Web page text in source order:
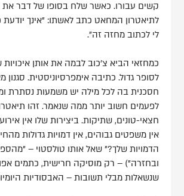
קשים עבורו. כאשר שלח בסופו של דבר את
לתיאטרון המחאט כתב לאשתו: "אינך
לי לכתוב מחזה זה".
כמחזאי הביא צ'כוב לבמה את אותן איכויות
לסופר גדול. כתיבה אימפרסיוניסטית.
חסכנית בה לכל מילה יש משמעות נסתרת
לפעמים חשוב יותר ממה שנאמר. זהו
חצאי-טונים, שתיקות. ביצירות שלו אין
אין משפטים גבוהים, אין דמויות גדולות
הדמויות שלך?" שאל אותו טולסטוי –
ובחזרה") – רק מוסיקה חרישית, כתמים
שנשאלות מבלי תשובות – האבסודיות